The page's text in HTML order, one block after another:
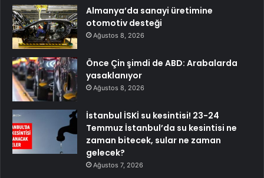
Almanya’da sanayi üretimine
otomotiv desteği
Ağustos 8, 2026
Önce Çin şimdi de ABD: Arabalarda
yasaklanıyor
Ağustos 8, 2026
İstanbul İSKİ su kesintisi! 23-24
Temmuz İstanbul’da su kesintisi ne
zaman bitecek, sular ne zaman
gelecek?
Ağustos 7, 2026